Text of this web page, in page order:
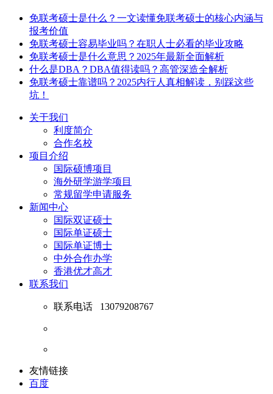
免联考硕士是什么？一文读懂免联考硕士的核心内涵与
报考价值
免联考硕士容易毕业吗？在职人士必看的毕业攻略
免联考硕士是什么意思？2025年最新全面解析
什么是DBA？DBA值得读吗？高管深造全解析
免联考硕士靠谱吗？2025内行人真相解读，别踩这些
坑！
关于我们
利度简介
合作名校
项目介绍
国际硕博项目
海外研学游学项目
常规留学申请服务
新闻中心
国际双证硕士
国际单证硕士
国际单证博士
中外合作办学
香港优才高才
联系我们
联系电话 13079208767
友情链接
百度